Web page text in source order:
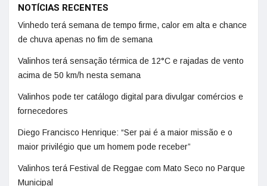
NOTÍCIAS RECENTES
Vinhedo terá semana de tempo firme, calor em alta e chance
de chuva apenas no fim de semana
Valinhos terá sensação térmica de 12°C e rajadas de vento
acima de 50 km/h nesta semana
Valinhos pode ter catálogo digital para divulgar comércios e
fornecedores
Diego Francisco Henrique: “Ser pai é a maior missão e o
maior privilégio que um homem pode receber”
Valinhos terá Festival de Reggae com Mato Seco no Parque
Municipal